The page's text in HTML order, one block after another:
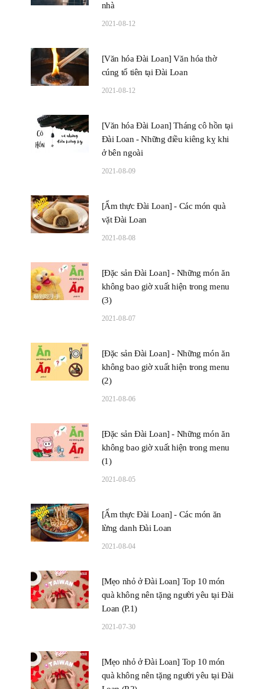
nhà
2021-08-12
[Văn hóa Đài Loan] Văn hóa thờ
cúng tổ tiên tại Đài Loan
2021-08-12
[Văn hóa Đài Loan] Tháng cô hồn tại
Đài Loan - Những điều kiêng kỵ khi
ở bên ngoài
2021-08-09
[Ẩm thực Đài Loan] - Các món quà
vặt Đài Loan
2021-08-08
[Đặc sản Đài Loan] - Những món ăn
không bao giờ xuất hiện trong menu
(3)
2021-08-07
[Đặc sản Đài Loan] - Những món ăn
không bao giờ xuất hiện trong menu
(2)
2021-08-06
[Đặc sản Đài Loan] - Những món ăn
không bao giờ xuất hiện trong menu
(1)
2021-08-05
[Ẩm thực Đài Loan] - Các món ăn
lừng danh Đài Loan
2021-08-04
[Mẹo nhỏ ở Đài Loan] Top 10 món
quà không nên tặng người yêu tại Đài
Loan (P.1)
2021-07-30
[Mẹo nhỏ ở Đài Loan] Top 10 món
quà không nên tặng người yêu tại Đài